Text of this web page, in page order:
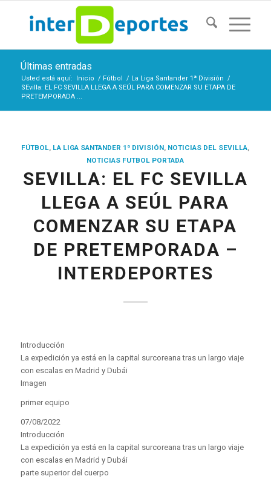
Últimas entradas
Usted está aquí: Inicio / Fútbol / La Liga Santander 1ª División /
SEvilla: EL FC SEVILLA LLEGA A SEÚL PARA COMENZAR SU ETAPA DE
PRETEMPORADA ...
FÚTBOL, LA LIGA SANTANDER 1ª DIVISIÓN, NOTICIAS DEL SEVILLA,
NOTICIAS FUTBOL PORTADA
SEVILLA: EL FC SEVILLA
LLEGA A SEÚL PARA
COMENZAR SU ETAPA
DE PRETEMPORADA –
INTERDEPORTES
Introducción
La expedición ya está en la capital surcoreana tras un largo viaje
con escalas en Madrid y Dubái
Imagen
primer equipo
07/08/2022
Introducción
La expedición ya está en la capital surcoreana tras un largo viaje
con escalas en Madrid y Dubái
parte superior del cuerpo